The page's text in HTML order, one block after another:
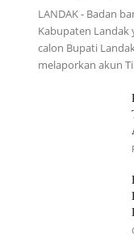
LANDAK - Badan
Kabupaten Landak
calon Bupati
melaporkan akun